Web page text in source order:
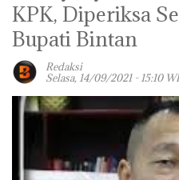
KPK, Diperiksa
Bupati Bintan
Redaksi
Selasa, 14/09/2021 - 15:10